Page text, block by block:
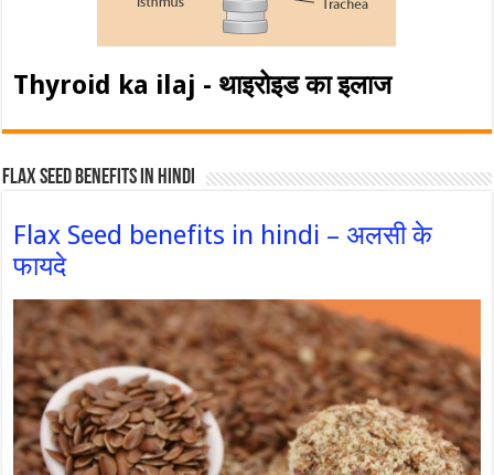
Thyroid ka ilaj - थाइरोइड का इलाज
Flax Seed Benefits in hindi
Flax Seed benefits in hindi – अलसी के
फायदे